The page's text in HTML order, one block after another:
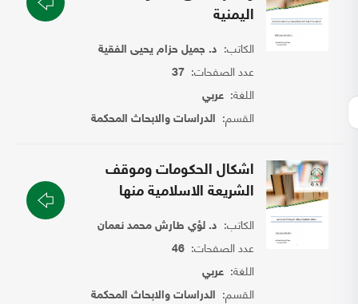
اليمنية
الكاتب: د. جميل حزام يحيى الفقية
عدد الصفحات:37
اللغة:عربي
القسم: الدراسات والابحاث المحكمة
اشكال الحكومات وموقف
الشريعة الاسلامية منها
الكاتب: د. لؤي طارش محمد نعمان
عدد الصفحات:46
اللغة:عربي
القسم: الدراسات والابحاث المحكمة